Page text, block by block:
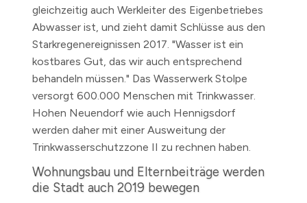
gleichzeitig auch Werkleiter des Eigenbetriebes
Abwasser ist, und zieht damit Schlüsse aus den
Starkregenereignissen 2017. "Wasser ist ein
kostbares Gut, das wir auch entsprechend
behandeln müssen." Das Wasserwerk Stolpe
versorgt 600.000 Menschen mit Trinkwasser.
Hohen Neuendorf wie auch Hennigsdorf
werden daher mit einer Ausweitung der
Trinkwasserschutzzone II zu rechnen haben.
Wohnungsbau und Elternbeiträge werden
die Stadt auch 2019 bewegen